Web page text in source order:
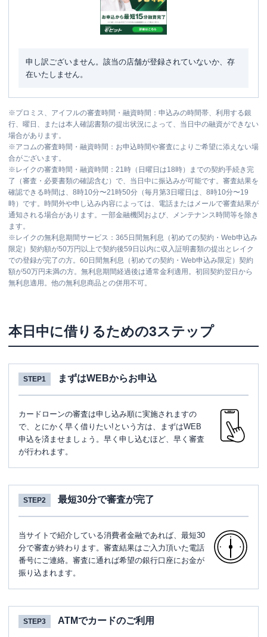
申し訳ございません。該当の店舗が登録されていないか、存
在いたしません。
※プロミス、アイフルの審査時間・融資時間：申込みの時間帯、利用する銀
行、曜日、または本人確認書類の提出状況によって、当日中の融資ができない
場合があります。
※アコムの審査時間・融資時間：お申込時間や審査によりご希望に添えない場
合がございます。
※ レイクの審査時間・融資時間：21時（日曜日は18時）までの契約手続き完
了（審査・必要書類の確認含む）で、当日中に振込みが可能です。審査結果を
確認できる時間は、8時10分〜21時50分（毎月第3日曜日は、8時10分〜19
時）です。時間外や申し込み内容によっては、電話またはメールで審査結果が
通知される場合があります。一部金融機関および、メンテナンス時間等を除き
ます。
※ レイクの無利息期間サービス：365日間無利息（初めての契約・Web申込み
限定）契約額が50万円以上で契約後59日以内に収入証明書類の提出とレイク
での登録が完了の方。60日間無利息（初めての契約・Web申込み限定）契約
額が50万円未満の方。無利息期間経過後は通常金利適用。初回契約翌日から
無利息適用。他の無利息商品との併用不可。
本日中に借りるための3ステップ
STEP1 まずはWEBからお申込
カードローンの審査は申し込み順に実施されますの
で、とにかく早く借りたい!という方は、まずはWEB
申込を済ませましょう。早く申し込むほど、早く審査
が行われます。
STEP2 最短30分で審査が完了
当サイトで紹介している消費者金融であれば、最短30
分で審査が終わります。審査結果はご入力頂いた電話
番号にご連絡。審査に通れば希望の銀行口座にお金が
振り込まれます。
STEP3 ATMでカードのご利用